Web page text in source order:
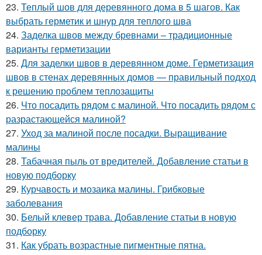
23. Теплый шов для деревянного дома в 5 шагов. Как
выбрать герметик и шнур для теплого шва
24. Заделка швов между бревнами – традиционные
варианты герметизации
25. Для заделки швов в деревянном доме. Герметизация
швов в стенах деревянных домов — правильный подход
к решению проблем теплозащиты
26. Что посадить рядом с малиной. Что посадить рядом с
разрастающейся малиной?
27. Уход за малиной после посадки. Выращивание
малины
28. Табачная пыль от вредителей. Добавление статьи в
новую подборку
29. Курчавость и мозаика малины. Грибковые
заболевания
30. Белый клевер трава. Добавление статьи в новую
подборку
31. Как убрать возрастные пигментные пятна.